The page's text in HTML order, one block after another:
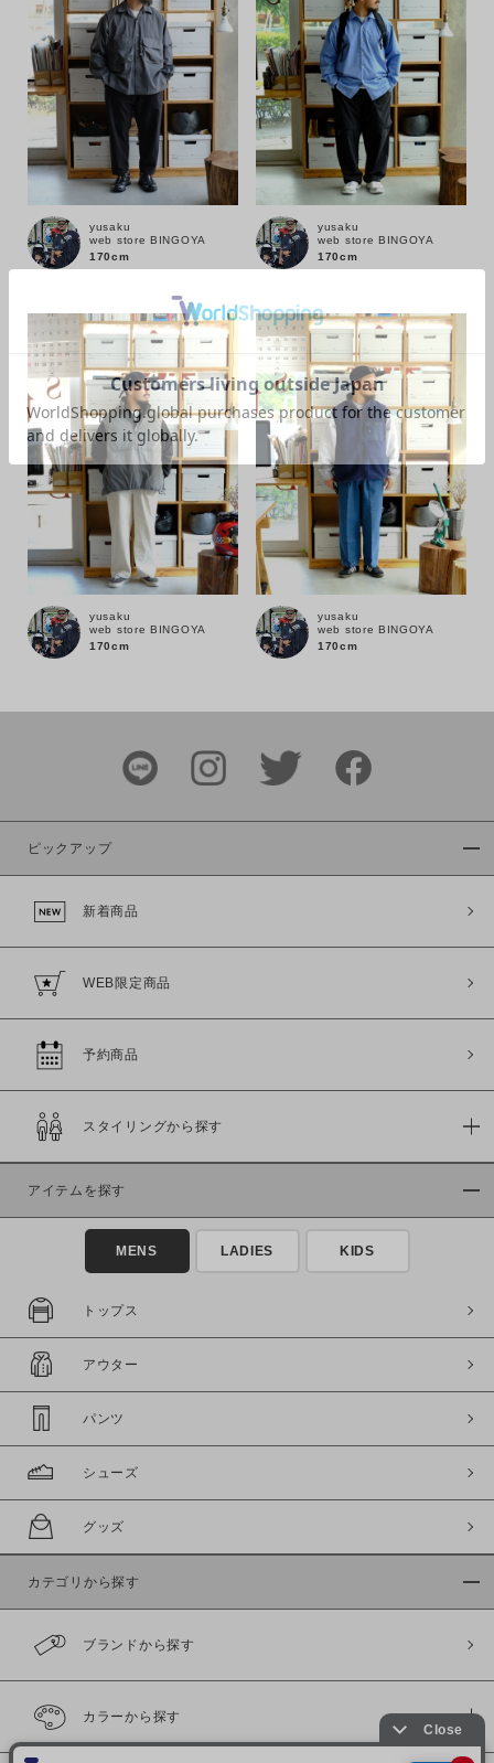
カラー
価格
商品タイプ
通常商品 予約商品
在庫あり 在庫なし含む
この条件で絞り込む
yusaku
web store BINGOYA
170cm
yusaku
web store BINGOYA
170cm
yusaku
web store BINGOYA
170cm
yusaku
web store BINGOYA
170cm
ピックアップ
新着商品
WEB限定商品
予約商品
スタイリングから探す
アイテムを探す
MENS LADIES KIDS
トップス
アウター
パンツ
シューズ
グッズ
カテゴリから探す
ブランドから探す
カラーから探す